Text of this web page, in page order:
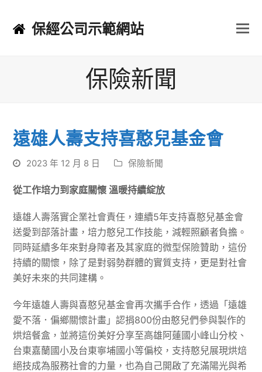
保經公司示範網站
保險新聞
遠雄人壽支持喜憨兒基金會
2023 年 12 月 8 日 保險新聞
從工作培力到家庭關懷 溫暖持續綻放
遠雄人壽落實企業社會責任，連續5年支持喜憨兒基金會
送愛到部落計畫，培力憨兒工作技能，減輕照顧者負擔。
同時延續多年來對身障者及其家庭的微型保險贊助，這份
持續的關懷，除了是對弱勢群體的實質支持，更是對社會
美好未來的共同建構。
今年遠雄人壽與喜憨兒基金會再次攜手合作，透過「遠雄
愛不落．偏鄉關懷計畫」認捐800份由憨兒們參與製作的
烘焙餐盒，並將這份美好分享至高雄阿蓮國小峰山分校、
台東嘉蘭國小及台東寧埔國小等偏校，支持憨兒展現烘焙
絕技成為服務社會的力量，也為自己開啟了充滿陽光與希